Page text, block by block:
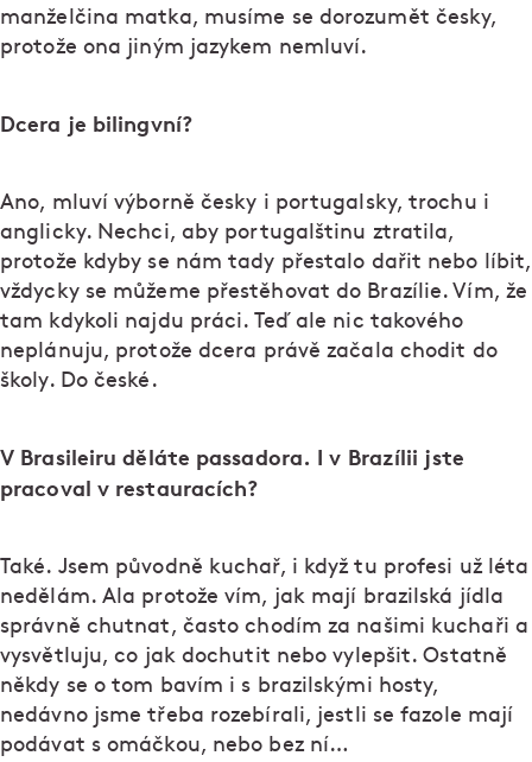
manželčina matka, musíme se dorozumět česky,
protože ona jiným jazykem nemluví.
Dcera je bilingvní?
Ano, mluví výborně česky i portugalsky, trochu i
anglicky. Nechci, aby portugalštinu ztratila,
protože kdyby se nám tady přestalo dařit nebo líbit,
vždycky se můžeme přestěhovat do Brazílie. Vím, že
tam kdykoli najdu práci. Teď ale nic takového
neplánuju, protože dcera právě začala chodit do
školy. Do české.
V Brasileiru děláte passadora. I v Brazílii jste
pracoval v restauracích?
Také. Jsem původně kuchař, i když tu profesi už léta
nedělám. Ala protože vím, jak mají brazilská jídla
správně chutnat, často chodím za našimi kuchaři a
vysvětluju, co jak dochutit nebo vylepšit. Ostatně
někdy se o tom bavím i s brazilskými hosty,
nedávno jsme třeba rozebírali, jestli se fazole mají
podávat s omáčkou, nebo bez ní…